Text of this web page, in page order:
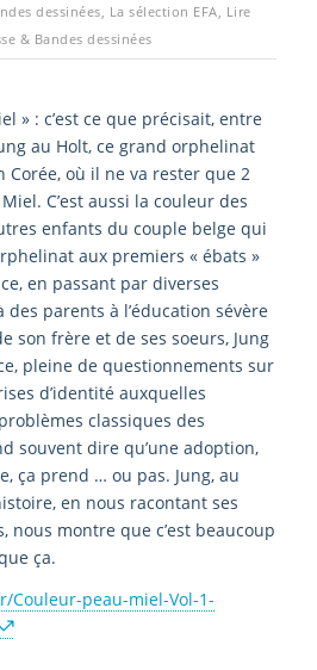
dessinées, La sélection EFA, Lire
& Bandes dessinées
» : c’est ce que précisait, entre
au Holt, ce grand orphelinat
Corée, où il ne va rester que 2
C’est aussi la couleur des
enfants du couple belge qui
aux premiers « ébats »
en passant par diverses
des parents à l’éducation sévère
son frère et de ses soeurs, Jung
pleine de questionnements sur
d’identité auxquelles
classiques des
souvent dire qu’une adoption,
ça prend … ou pas. Jung, au
en nous racontant ses
nous montre que c’est beaucoup
ça.
Couleur-peau-miel-Vol-1-